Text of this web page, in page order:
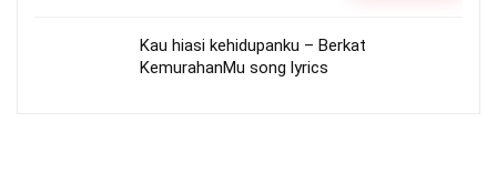
Kau hiasi kehidupanku – Berkat
KemurahanMu song lyrics